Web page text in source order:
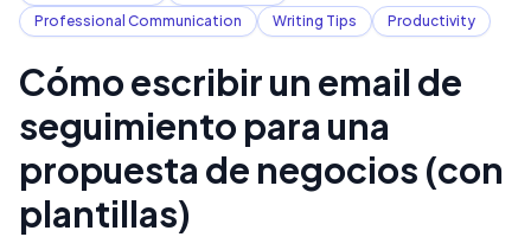
Professional Communication
Writing Tips Productivity
Cómo escribir un email de
seguimiento para una
propuesta de negocios (con
plantillas)